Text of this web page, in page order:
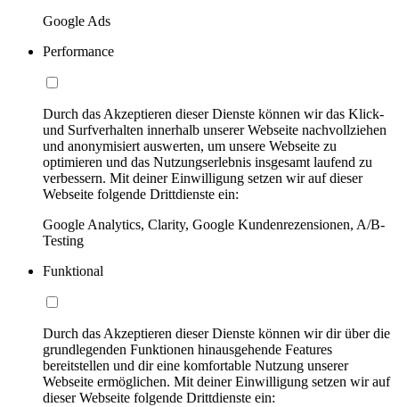
Google Ads
Performance
Durch das Akzeptieren dieser Dienste können wir das Klick-
und Surfverhalten innerhalb unserer Webseite nachvollziehen
und anonymisiert auswerten, um unsere Webseite zu
optimieren und das Nutzungserlebnis insgesamt laufend zu
verbessern. Mit deiner Einwilligung setzen wir auf dieser
Webseite folgende Drittdienste ein:
Google Analytics, Clarity, Google Kundenrezensionen, A/B-
Testing
Funktional
Durch das Akzeptieren dieser Dienste können wir dir über die
grundlegenden Funktionen hinausgehende Features
bereitstellen und dir eine komfortable Nutzung unserer
Webseite ermöglichen. Mit deiner Einwilligung setzen wir auf
dieser Webseite folgende Drittdienste ein: